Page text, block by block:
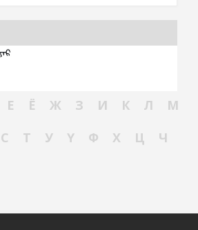
Е Ё Ж З И К Л
М
С Т У Ү Ф Х Ц
Ч